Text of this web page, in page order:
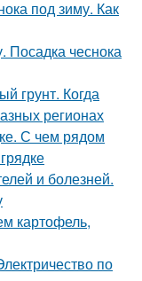
под зиму. Как
Посадка чеснока
грунт. Когда
регионах
С чем рядом
и болезней.
картофель,
по